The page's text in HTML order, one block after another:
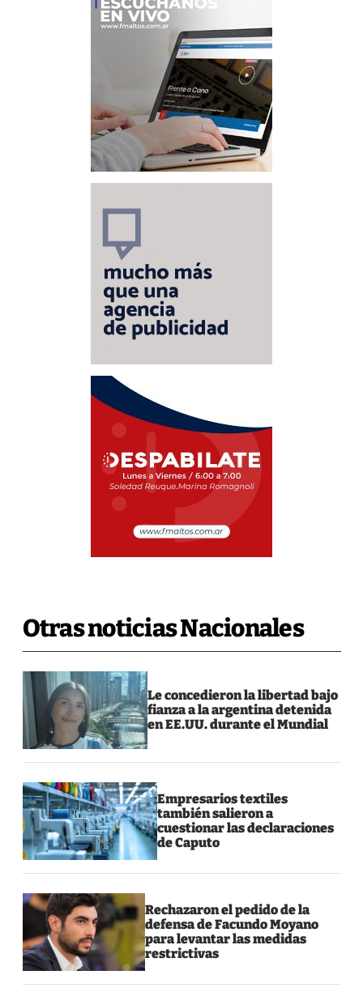
Otras noticias Nacionales
Le concedieron la libertad bajo
fianza a la argentina detenida
en EE.UU. durante el Mundial
Empresarios textiles
también salieron a
cuestionar las declaraciones
de Caputo
Rechazaron el pedido de la
defensa de Facundo Moyano
para levantar las medidas
restrictivas